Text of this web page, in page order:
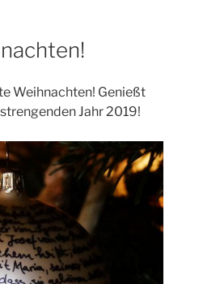
Weihnachten! Genießt
Jahr 2019!